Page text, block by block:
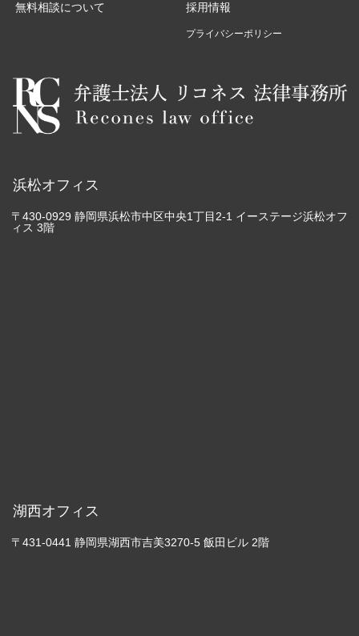
無料相談について 採用情報
プライバシーポリシー
浜松オフィス
〒430-0929 静岡県浜松市中区中央1丁目2-1 イーステージ浜松オフ
ィス 3階
湖西オフィス
〒431-0441 静岡県湖西市吉美3270-5 飯田ビル 2階